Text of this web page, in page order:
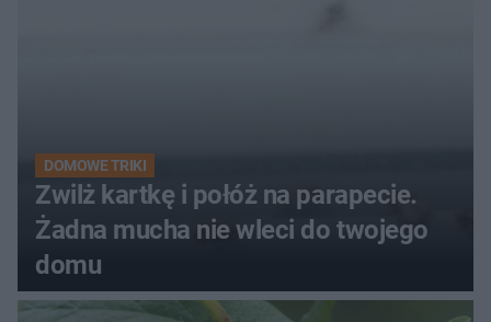
DOMOWE TRIKI
Zwilż kartkę i połóż na parapecie.
Żadna mucha nie wleci do twojego
domu